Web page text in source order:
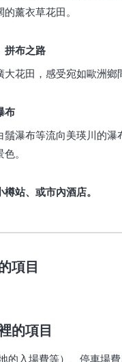
薰衣草花田。
拼布之路
花田，感受宛如歐洲鄉
布
鬚瀑布等流向美瑛川的瀑
。
站、或市內酒店。
項目
的項目
的入場費等）、停車場